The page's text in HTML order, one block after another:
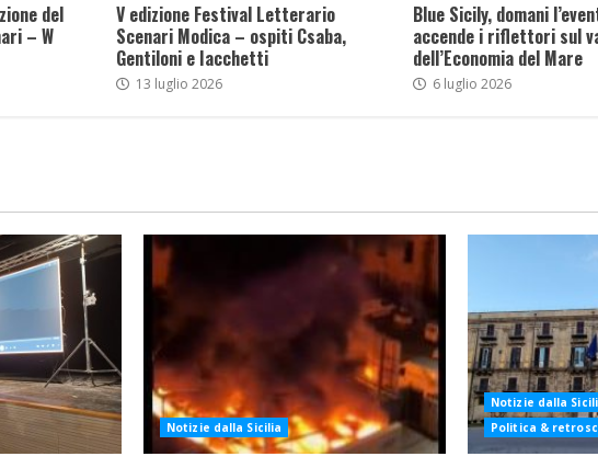
del
– W
V edizione Festival Letterario
Scenari Modica – ospiti Csaba,
Gentiloni e Iacchetti
13 luglio 2026
Blue Sicily, domani
accende i riflettori sul
dell’Economia del Mare
6 luglio 2026
Notizie dalla Sicilia
Notizie dalla
Politica &